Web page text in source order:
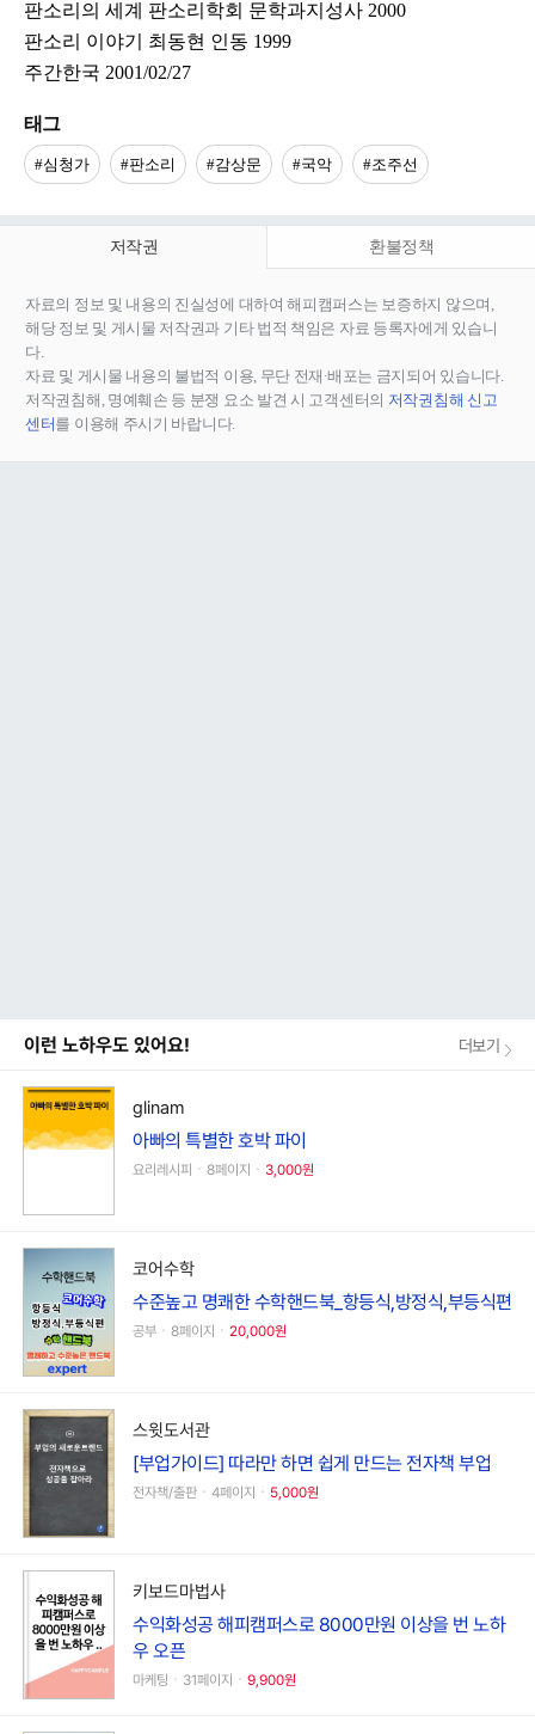
판소리의 세계 판소리학회 문학과지성사 2000
판소리 이야기 최동현 인동 1999
주간한국 2001/02/27
태그
#심청가 #판소리 #감상문 #국악 #조주선
저작권 환불정책
자료의 정보 및 내용의 진실성에 대하여 해피캠퍼스는 보증하지 않으며,
해당 정보 및 게시물 저작권과 기타 법적 책임은 자료 등록자에게 있습니
다.
자료 및 게시물 내용의 불법적 이용, 무단 전재∙배포는 금지되어 있습니다.
저작권침해, 명예훼손 등 분쟁 요소 발견 시 고객센터의 저작권침해 신고
센터를 이용해 주시기 바랍니다.
이런 노하우도 있어요! 더보기
glinam
아빠의 특별한 호박 파이
요리레시피ㆍ8페이지ㆍ 3,000원
코어수학
수준높고 명쾌한 수학핸드북_항등식,방정식,부등식편
공부ㆍ8페이지ㆍ 20,000원
스윗도서관
[부업가이드] 따라만 하면 쉽게 만드는 전자책 부업
전자책/출판ㆍ4페이지ㆍ 5,000원
키보드마법사
수익화성공 해피캠퍼스로 8000만원 이상을 번 노하
우 오픈
마케팅ㆍ31페이지ㆍ 9,900원